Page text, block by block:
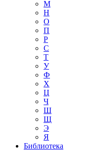
М
Н
О
П
Р
С
Т
У
Ф
Х
Ц
Ч
Ш
Щ
Э
Я
Библиотека